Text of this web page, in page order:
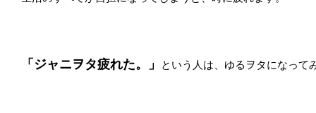
「ジャニヲタ疲れた。」 という人は、ゆるヲタになって